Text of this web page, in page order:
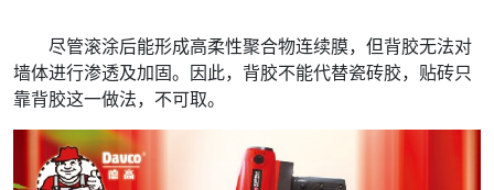
尽管滚涂后能形成高柔性聚合物连续膜，但背胶无法对
墙体进行渗透及加固。因此，背胶不能代替瓷砖胶，贴砖只
靠背胶这一做法，不可取。